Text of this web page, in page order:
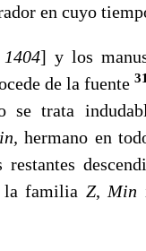
en cuyo
] y los
de la fuente
se trata
hermano en
la familia Z, Min